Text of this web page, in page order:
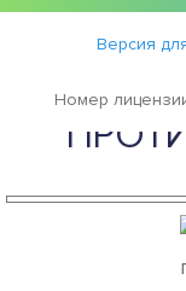
Версия
Номер
Статьи ›